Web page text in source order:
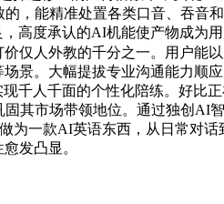
，能精准处置各类口音、吞音
高度承认的AI机能使产物成为
仅人外教的千分之一。用户能
景。大幅提拔专业沟通能力顺
人千面的个性化陪练。好比正
其市场带领地位。通过独创AI
一款AI英语东西，从日常对
发凸显。